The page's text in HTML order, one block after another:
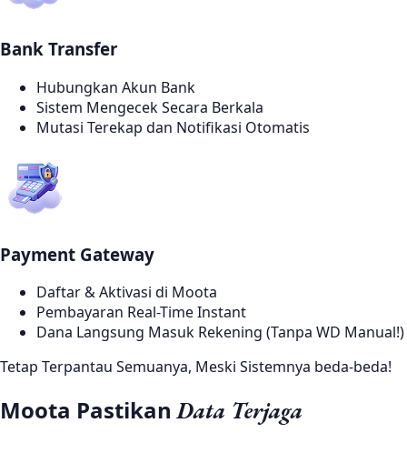
Bank Transfer
Hubungkan Akun Bank
Sistem Mengecek Secara Berkala
Mutasi Terekap dan Notifikasi Otomatis
Payment Gateway
Daftar & Aktivasi di Moota
Pembayaran Real-Time Instant
Dana Langsung Masuk Rekening (Tanpa WD Manual!)
Tetap Terpantau Semuanya, Meski Sistemnya beda-beda!
Moota PastikanData Terjaga